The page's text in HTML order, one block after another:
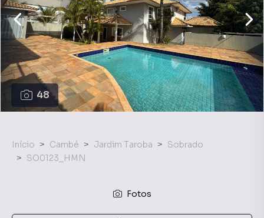
48
Início Cambé Jardim Taroba
Sobrado
SO0123_HMN
Fotos